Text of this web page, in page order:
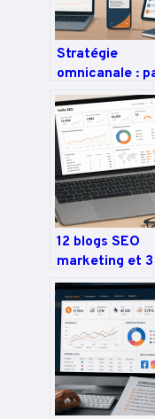
Stratégie
omnicanale :
de 5 à 10
pour dominer
relation client
12 blogs SEO
marketing et 3
méthodes de
pour dominer
SERP